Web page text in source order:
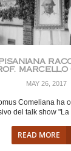
MARCELLO
MAY 26, 2017
Comeliana ha
del talk show "La
READ MORE